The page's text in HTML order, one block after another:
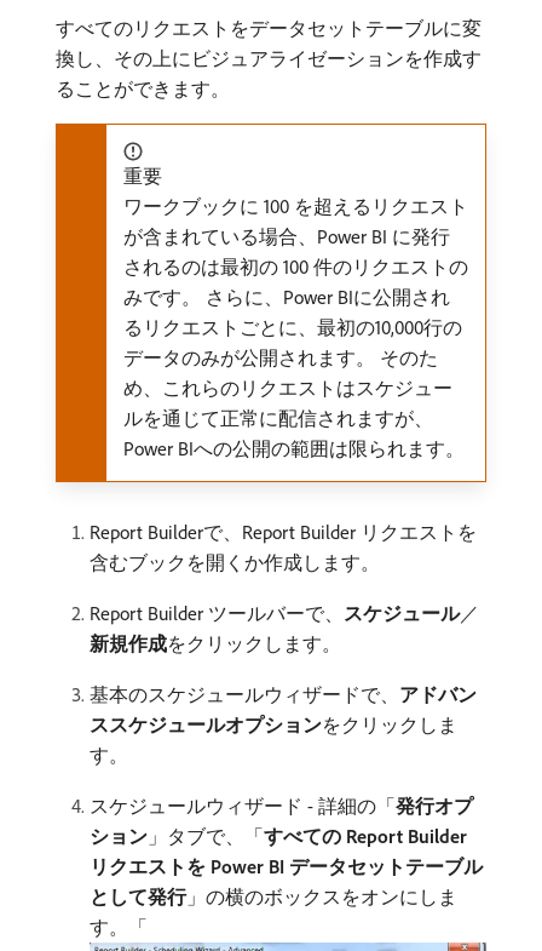
すべてのリクエストをデータセットテーブルに変
換し、その上にビジュアライゼーションを作成す
ることができます。
重要
ワークブックに 100 を超えるリクエスト
が含まれている場合、Power BI に発行
されるのは最初の 100 件のリクエストの
みです。 さらに、Power BIに公開され
るリクエストごとに、最初の10,000行の
データのみが公開されます。 そのた
め、これらのリクエストはスケジュー
ルを通じて正常に配信されますが、
Power BIへの公開の範囲は限られます。
Report Builderで、Report Builder リクエストを
含むブックを開くか作成します。
Report Builder ツールバーで、 スケジュール／
新規作成​をクリックします。
基本のスケジュールウィザードで、 アドバン
ススケジュールオプション​をクリックしま
す。
スケジュールウィザード - 詳細の「発行オプ
ション 」タブで、「すべての Report Builder
リクエストを Power BI データセットテーブル
として発行」の横のボックスをオンにしま
す。「